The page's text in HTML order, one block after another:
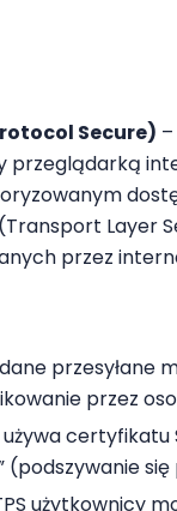
Secure)
przeglądarką
przez
przesyłane
przez
certyfikatu
użytkownicy